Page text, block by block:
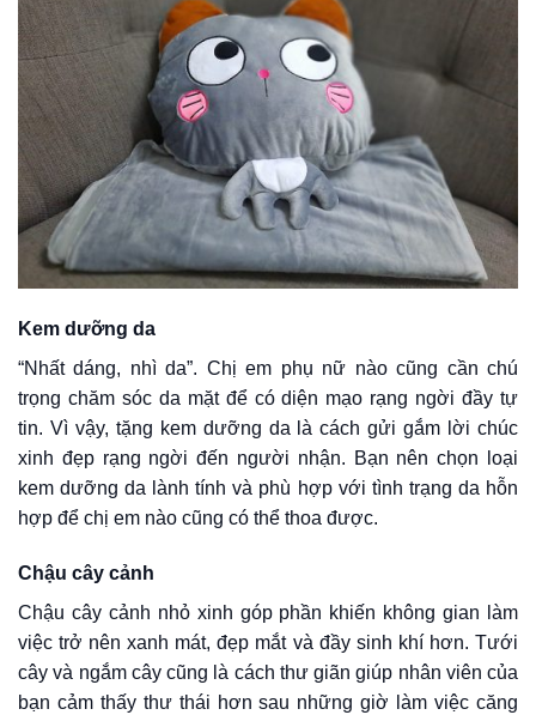
Kem dưỡng da
“Nhất dáng, nhì da”. Chị em phụ nữ nào cũng cần chú
trọng chăm sóc da mặt để có diện mạo rạng ngời đầy tự
tin. Vì vậy, tặng kem dưỡng da là cách gửi gắm lời chúc
xinh đẹp rạng ngời đến người nhận. Bạn nên chọn loại
kem dưỡng da lành tính và phù hợp với tình trạng da hỗn
hợp để chị em nào cũng có thể thoa được.
Chậu cây cảnh
Chậu cây cảnh nhỏ xinh góp phần khiến không gian làm
việc trở nên xanh mát, đẹp mắt và đầy sinh khí hơn. Tưới
cây và ngắm cây cũng là cách thư giãn giúp nhân viên của
bạn cảm thấy thư thái hơn sau những giờ làm việc căng